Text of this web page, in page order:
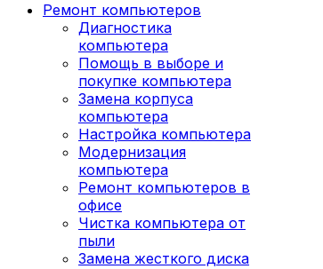
Ремонт компьютеров
Диагностика
компьютера
Помощь в выборе и
покупке компьютера
Замена корпуса
компьютера
Настройка компьютера
Модернизация
компьютера
Ремонт компьютеров в
офисе
Чистка компьютера от
пыли
Замена жесткого диска